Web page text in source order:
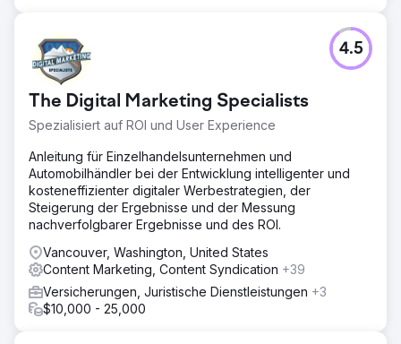
The Digital Marketing Specialists
Spezialisiert auf ROI und User Experience
4.5
Anleitung für Einzelhandelsunternehmen und
Automobilhändler bei der Entwicklung intelligenter und
kosteneffizienter digitaler Werbestrategien, der
Steigerung der Ergebnisse und der Messung
nachverfolgbarer Ergebnisse und des ROI.
Vancouver, Washington, United States
Content Marketing, Content Syndication +39
Versicherungen, Juristische Dienstleistungen +3
$10,000 - 25,000